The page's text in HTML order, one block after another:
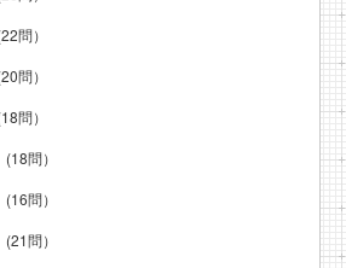
問）
問）
問）
(18問）
(16問）
(21問）